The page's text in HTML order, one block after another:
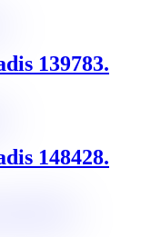
139783.
148428.